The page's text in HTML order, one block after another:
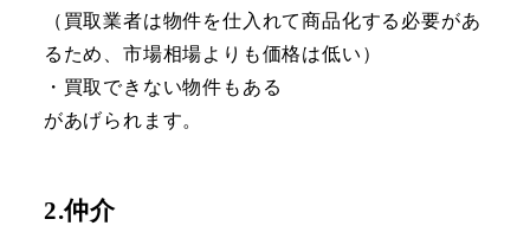
（買取業者は物件を仕入れて商品化する必要があ
るため、市場相場よりも価格は低い）
・買取できない物件もある
があげられます。
2.仲介